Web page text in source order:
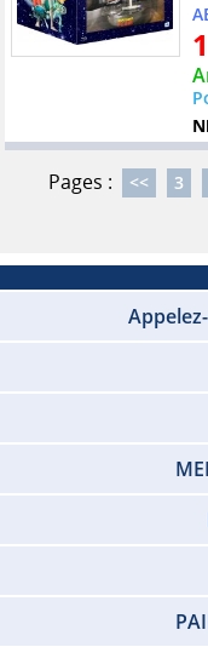
Pages : << 3